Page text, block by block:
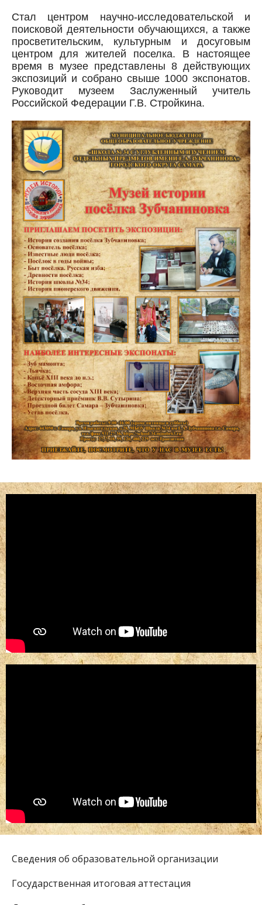
Стал центром научно-исследовательской и
поисковой деятельности обучающихся, а также
просветительским, культурным и досуговым
центром для жителей поселка. В настоящее
время в музее представлены 8 действующих
экспозиций и собрано свыше 1000 экспонатов.
Руководит музеем Заслуженный учитель
Российской Федерации Г.В. Стройкина.
Сведения об образовательной организации
Государственная итоговая аттестация